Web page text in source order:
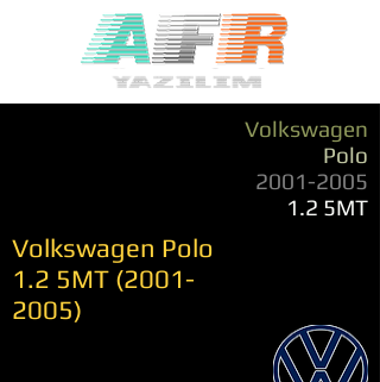
Volkswagen
Polo
2001-2005
1.2 5MT
Volkswagen Polo
1.2 5MT (2001-
2005)